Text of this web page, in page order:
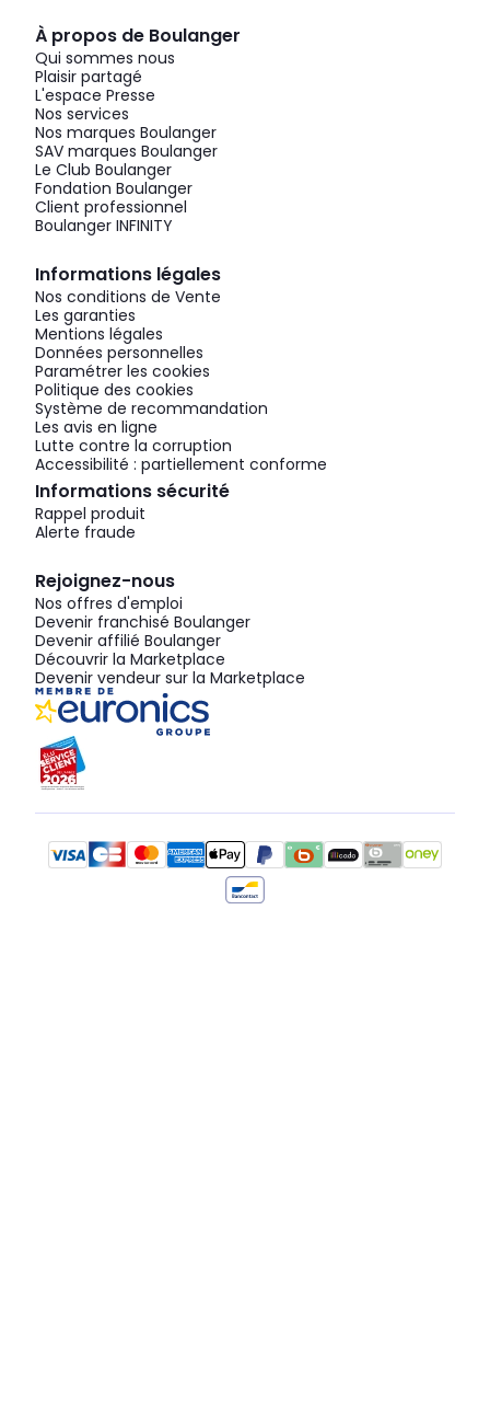
À propos de Boulanger
Qui sommes nous
Plaisir partagé
L'espace Presse
Nos services
Nos marques Boulanger
SAV marques Boulanger
Le Club Boulanger
Fondation Boulanger
Client professionnel
Boulanger INFINITY
Informations légales
Nos conditions de Vente
Les garanties
Mentions légales
Données personnelles
Paramétrer les cookies
Politique des cookies
Système de recommandation
Les avis en ligne
Lutte contre la corruption
Accessibilité : partiellement conforme
Informations sécurité
Rappel produit
Alerte fraude
Rejoignez-nous
Nos offres d'emploi
Devenir franchisé Boulanger
Devenir affilié Boulanger
Découvrir la Marketplace
Devenir vendeur sur la Marketplace